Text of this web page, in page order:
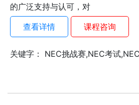
的广泛支持与认可，对
查看详情
课程咨询
关键字： NEC挑战赛,NEC考试